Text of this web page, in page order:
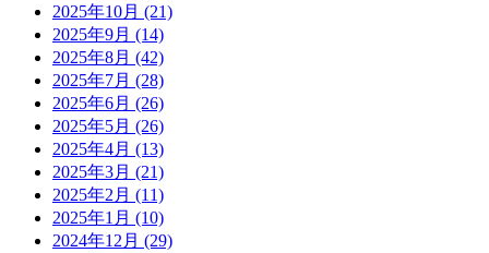
2025年10月 (21)
2025年9月 (14)
2025年8月 (42)
2025年7月 (28)
2025年6月 (26)
2025年5月 (26)
2025年4月 (13)
2025年3月 (21)
2025年2月 (11)
2025年1月 (10)
2024年12月 (29)